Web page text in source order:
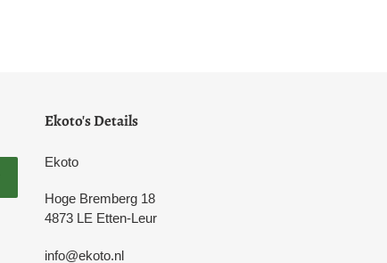
Ekoto's Details
Ekoto
Hoge Bremberg 18
4873 LE Etten-Leur
info@ekoto.nl